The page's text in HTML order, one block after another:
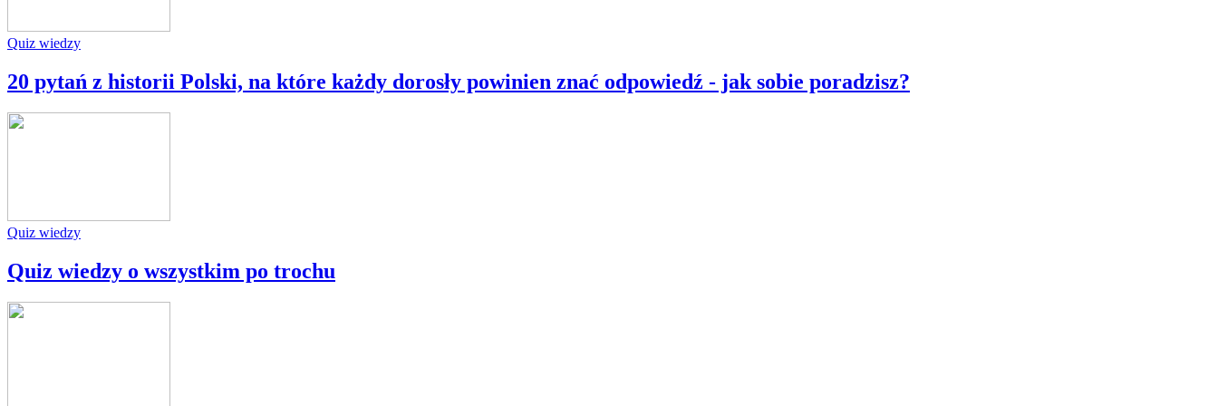
Quiz wiedzy
20 pytań z historii Polski, na które każdy dorosły powinien znać odpowiedź - jak sobie poradzisz?
Quiz wiedzy
Quiz wiedzy o wszystkim po trochu